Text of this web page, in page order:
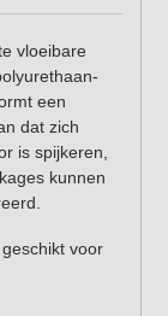
vloeibare
een
dat zich
is spijkeren,
kunnen
voor